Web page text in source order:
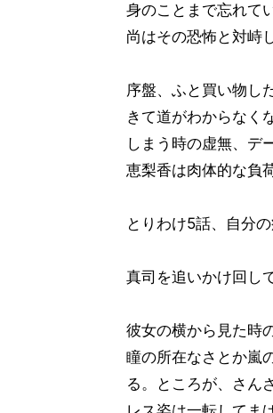
身のことまで忘れて
尚はその恐怖と対峙
序盤、ふと買い物し
きて道がわからなく
しまう時の虚無、デ
恵梨香は肉体的な負
とりわけ5話、自分
真司を追いかけ回し
彼女の横から見た時
瞳の所在なさとか嵐
る。ところが、さん